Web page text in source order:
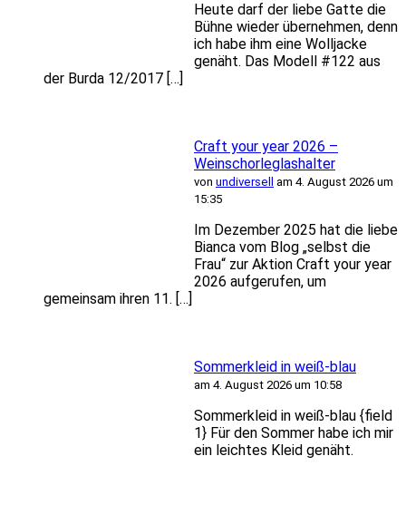
Heute darf der liebe Gatte die
Bühne wieder übernehmen, denn
ich habe ihm eine Wolljacke
genäht. Das Modell #122 aus
der Burda 12/2017 […]
Craft your year 2026 –
Weinschorleglashalter
von undiversell
am 4. August 2026 um
15:35
Im Dezember 2025 hat die liebe
Bianca vom Blog „selbst die
Frau“ zur Aktion Craft your year
2026 aufgerufen, um
gemeinsam ihren 11. […]
Sommerkleid in weiß-blau
am 4. August 2026 um 10:58
Sommerkleid in weiß-blau {field
1} Für den Sommer habe ich mir
ein leichtes Kleid genäht.